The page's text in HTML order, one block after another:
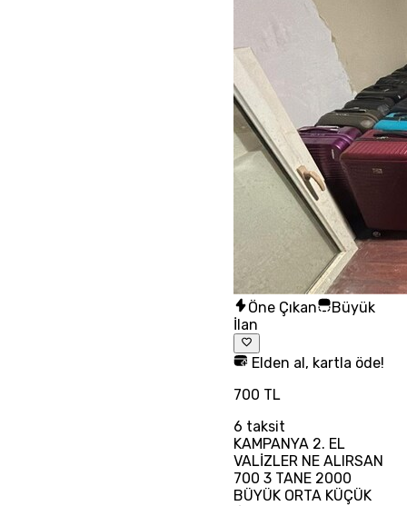
Öne Çıkan
Büyük
İlan
Elden al, kartla öde!
700 TL
6 taksit
KAMPANYA 2. EL
VALİZLER NE ALIRSAN
700 3 TANE 2000
BÜYÜK ORTA KÜÇÜK